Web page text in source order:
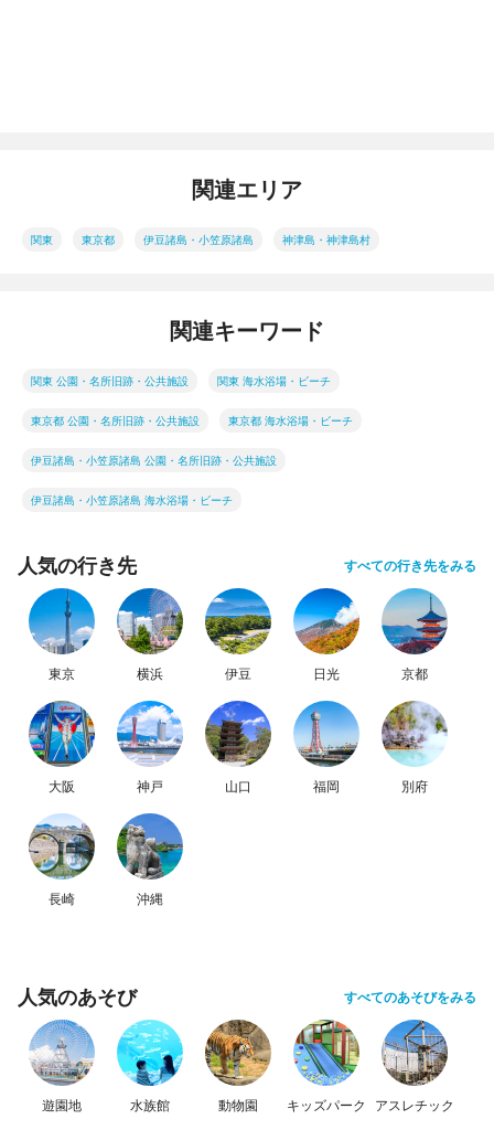
関連エリア
関東 東京都 伊豆諸島・小笠原諸島 神津島・神津島村
関連キーワード
関東 公園・名所旧跡・公共施設 関東 海水浴場・ビーチ
東京都 公園・名所旧跡・公共施設 東京都 海水浴場・ビーチ
伊豆諸島・小笠原諸島 公園・名所旧跡・公共施設
伊豆諸島・小笠原諸島 海水浴場・ビーチ
人気の行き先 すべての行き先をみる
東京 横浜 伊豆 日光 京都
大阪 神戸 山口 福岡 別府
長崎 沖縄
人気のあそび すべてのあそびをみる
遊園地 水族館 動物園 キッズパーク アスレチック